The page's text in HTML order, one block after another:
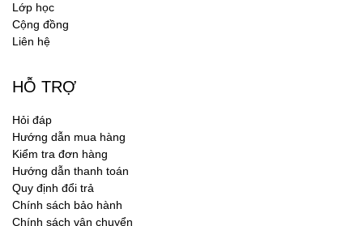
Lớp học
Cộng đồng
Liên hệ
HỖ TRỢ
Hỏi đáp
Hướng dẫn mua hàng
Kiểm tra đơn hàng
Hướng dẫn thanh toán
Quy định đổi trả
Chính sách bảo hành
Chính sách vận chuyển